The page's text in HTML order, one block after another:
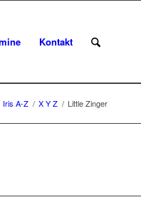
Kontakt
Iris A-Z / X Y Z / Little Zinger